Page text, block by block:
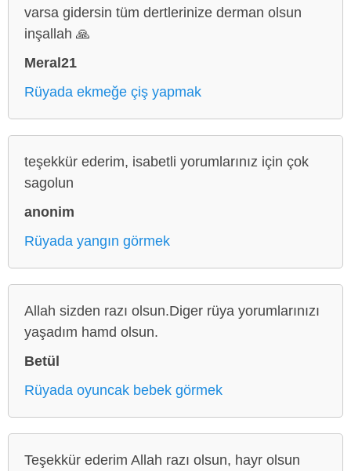
varsa gidersin tüm dertlerinize derman olsun
inşallah 🙏
Meral21
Rüyada ekmeğe çiş yapmak
teşekkür ederim, isabetli yorumlarınız için çok
sagolun
anonim
Rüyada yangın görmek
Allah sizden razı olsun.Diger rüya yorumlarınızı
yaşadım hamd olsun.
Betül
Rüyada oyuncak bebek görmek
Teşekkür ederim Allah razı olsun, hayr olsun